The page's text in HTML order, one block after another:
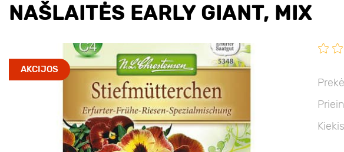
NAŠLAITĖS EARLY GIANT, MIX
AKCIJOS